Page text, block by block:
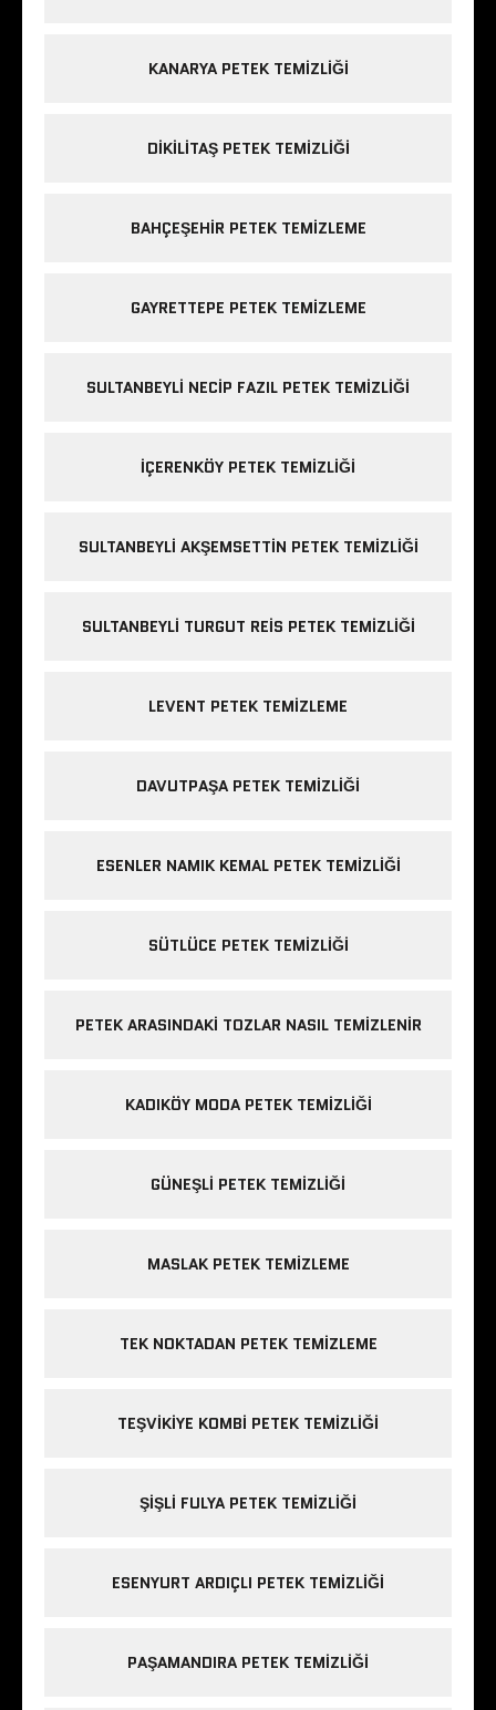
KANARYA PETEK TEMIZLIĞI
DIKILITAŞ PETEK TEMIZLIĞI
BAHÇEŞEHIR PETEK TEMIZLEME
GAYRETTEPE PETEK TEMIZLEME
SULTANBEYLI NECIP FAZIL PETEK TEMIZLIĞI
IÇERENKÖY PETEK TEMIZLIĞI
SULTANBEYLI AKŞEMSETTIN PETEK TEMIZLIĞI
SULTANBEYLI TURGUT REIS PETEK TEMIZLIĞI
LEVENT PETEK TEMIZLEME
DAVUTPAŞA PETEK TEMIZLIĞI
ESENLER NAMIK KEMAL PETEK TEMIZLIĞI
SÜTLÜCE PETEK TEMIZLIĞI
PETEK ARASINDAKI TOZLAR NASIL TEMIZLENIR
KADIKÖY MODA PETEK TEMIZLIĞI
GÜNEŞLI PETEK TEMIZLIĞI
MASLAK PETEK TEMIZLEME
TEK NOKTADAN PETEK TEMIZLEME
TEŞVIKIYE KOMBI PETEK TEMIZLIĞI
ŞIŞLI FULYA PETEK TEMIZLIĞI
ESENYURT ARDIÇLI PETEK TEMIZLIĞI
PAŞAMANDIRA PETEK TEMIZLIĞI